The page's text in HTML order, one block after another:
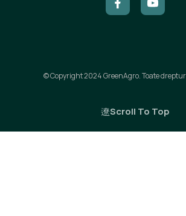
© Copyright 2024 GreenAgro. Toate
Scroll To Top